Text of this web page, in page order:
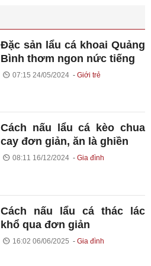
Đặc sản lẩu cá khoai Quảng
Bình thơm ngon nức tiếng
07:15 24/05/2024 Giới trẻ
Cách nấu lẩu cá kèo chua
cay đơn giản, ăn là ghiền
08:11 16/12/2024 Gia đình
Cách nấu lẩu cá thác lác
khổ qua đơn giản
16:02 06/06/2025 Gia đình